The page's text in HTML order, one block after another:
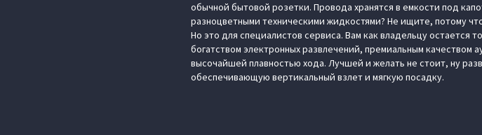
обычной бытовой розетки. Провода хранятся в емкости под
разноцветными техническими жидкостями? Не ищите, потому
Но это для специалистов сервиса. Вам как владельцу остается
богатством электронных развлечений, премиальным качеством
высочайшей плавностью хода. Лучшей и желать не стоит, ну
обеспечивающую вертикальный взлет и мягкую посадку.